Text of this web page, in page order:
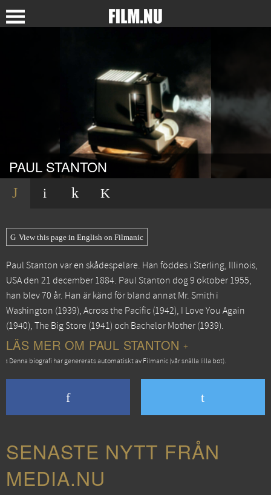
PAUL STANTON
View this page in English on Filmanic
Paul Stanton var en skådespelare. Han föddes i Sterling, Illinois,
USA den 21 december 1884. Paul Stanton dog 9 oktober 1955,
han blev 70 år. Han är känd för bland annat Mr. Smith i
Washington (1939), Across the Pacific (1942), I Love You Again
(1940), The Big Store (1941) och Bachelor Mother (1939).
LÄS MER OM PAUL STANTON
Denna biografi har genererats automatiskt av Filmanic (vår snälla lilla bot).
SENASTE NYTT FRÅN
MEDIA.NU